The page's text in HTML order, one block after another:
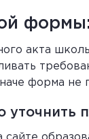
акта
форма не